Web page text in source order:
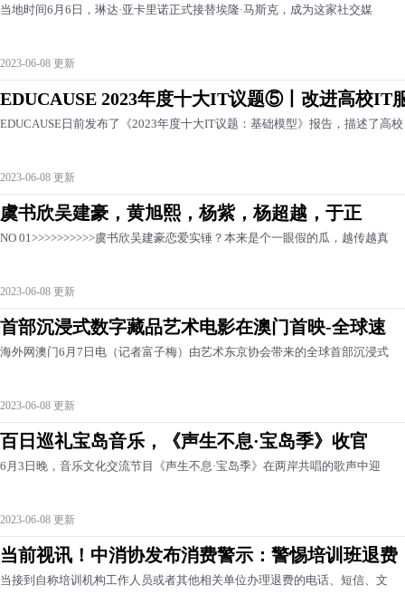
当地时间6月6日，琳达·亚卡里诺正式接替埃隆·马斯克，成为这家社交媒
2023-06-08 更新
EDUCAUSE 2023年度十大IT议题⑤丨改进高校IT
EDUCAUSE日前发布了《2023年度十大IT议题：基础模型》报告，描述了高校
2023-06-08 更新
虞书欣吴建豪，黄旭熙，杨紫，杨超越，于正
NO 01>>>>>>>>>>虞书欣吴建豪恋爱实锤？本来是个一眼假的瓜，越传越真
2023-06-08 更新
首部沉浸式数字藏品艺术电影在澳门首映-全球速
海外网澳门6月7日电（记者富子梅）由艺术东京协会带来的全球首部沉浸式
2023-06-08 更新
百日巡礼宝岛音乐，《声生不息·宝岛季》收官
6月3日晚，音乐文化交流节目《声生不息·宝岛季》在两岸共唱的歌声中迎
2023-06-08 更新
当前视讯！中消协发布消费警示：警惕培训班退费
当接到自称培训机构工作人员或者其他相关单位办理退费的电话、短信、文